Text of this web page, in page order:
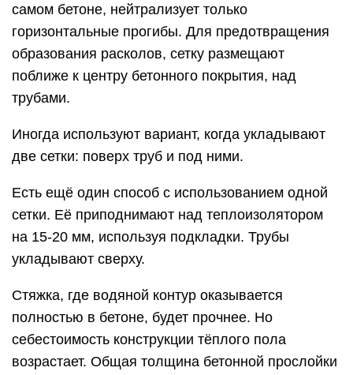
самом бетоне, нейтрализует только
горизонтальные прогибы. Для предотвращения
образования расколов, сетку размещают
поближе к центру бетонного покрытия, над
трубами.
Иногда используют вариант, когда укладывают
две сетки: поверх труб и под ними.
Есть ещё один способ с использованием одной
сетки. Её приподнимают над теплоизолятором
на 15-20 мм, используя подкладки. Трубы
укладывают сверху.
Стяжка, где водяной контур оказывается
полностью в бетоне, будет прочнее. Но
себестоимость конструкции тёплого пола
возрастает. Общая толщина бетонной прослойки